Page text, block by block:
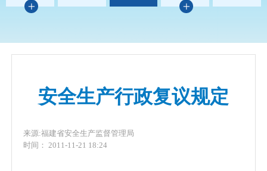
安全生产行政复议规定
来源:福建省安全生产监督管理局
时间： 2011-11-21 18:24